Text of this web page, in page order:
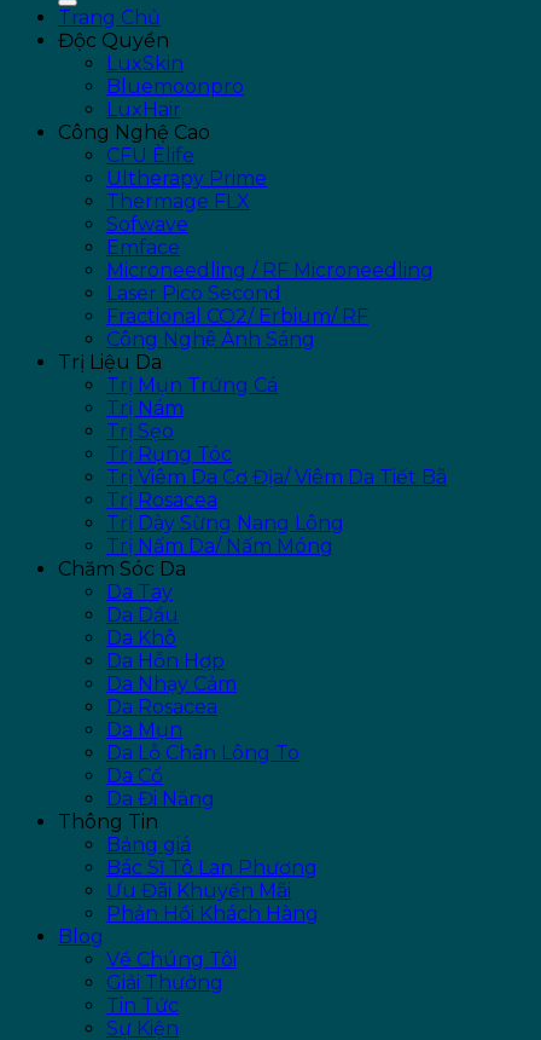
Trang Chủ
Độc Quyền
LuxSkin
Bluemoonpro
LuxHair
Công Nghệ Cao
CFU Èlife
Ultherapy Prime
Thermage FLX
Sofwave
Emface
Microneedling / RF Microneedling
Laser Pico Second
Fractional CO2/ Erbium/ RF
Công Nghệ Ánh Sáng
Trị Liệu Da
Trị Mụn Trứng Cá
Trị Nám
Trị Sẹo
Trị Rụng Tóc
Trị Viêm Da Cơ Địa/ Viêm Da Tiết Bã
Trị Rosacea
Trị Dày Sừng Nang Lông
Trị Nấm Da/ Nấm Móng
Chăm Sóc Da
Da Tay
Da Dầu
Da Khô
Da Hỗn Hợp
Da Nhạy Cảm
Da Rosacea
Da Mụn
Da Lỗ Chân Lông To
Da Cổ
Da Đi Nắng
Thông Tin
Bảng giá
Bác Sĩ Tô Lan Phương
Ưu Đãi Khuyến Mãi
Phản Hồi Khách Hàng
Blog
Về Chúng Tôi
Giải Thưởng
Tin Tức
Sự Kiện